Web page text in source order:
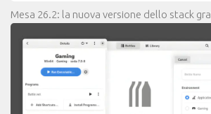
Mesa 26.2: la nuova versione dello stack